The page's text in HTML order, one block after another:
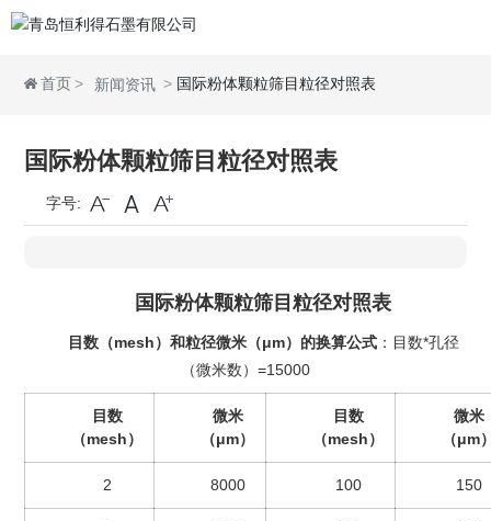
首页 新闻资讯 国际粉体颗粒筛目粒径对照表
国际粉体颗粒筛目粒径对照表
字号:
国际粉体颗粒筛目粒径对照表
目数（mesh）和粒径微米（μm）的换算公式：目数*孔径
（微米数）=15000
目数
（mesh）
微米
（μm）
目数
（mesh）
微米
（μm
2 8000 100 150